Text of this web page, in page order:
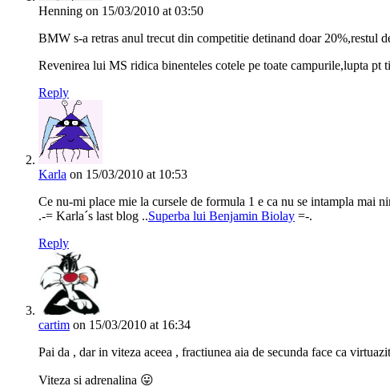
Henning on 15/03/2010 at 03:50
BMW s-a retras anul trecut din competitie detinand doar 20%,restul
Revenirea lui MS ridica binenteles cotele pe toate campurile,lupta pt
Reply
Karla on 15/03/2010 at 10:53
Ce nu-mi place mie la cursele de formula 1 e ca nu se intampla mai
.-= Karla´s last blog ..Superba lui Benjamin Biolay =-.
Reply
cartim on 15/03/2010 at 16:34
Pai da , dar in viteza aceea , fractiunea aia de secunda face ca
Viteza si adrenalina 😛